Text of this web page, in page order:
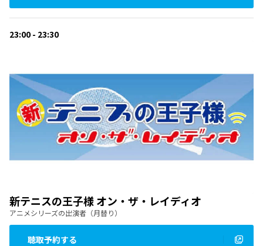
23:00 - 23:30
新テニスの王子様 オン・ザ・レイディオ
アニメシリーズの出演者（月替り）
聴取予約する